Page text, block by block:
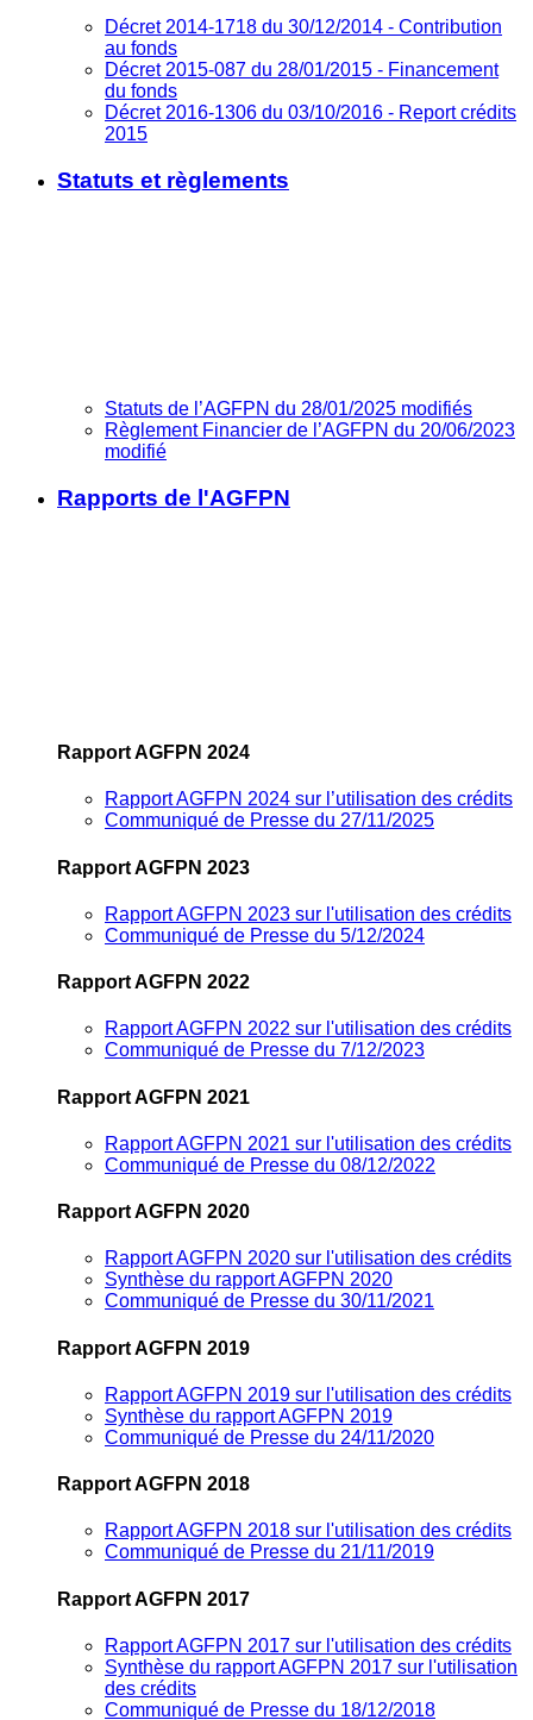
Décret 2014-1718 du 30/12/2014 - Contribution
au fonds
Décret 2015-087 du 28/01/2015 - Financement
du fonds
Décret 2016-1306 du 03/10/2016 - Report crédits
2015
Statuts et règlements
Statuts de l’AGFPN du 28/01/2025 modifiés
Règlement Financier de l’AGFPN du 20/06/2023
modifié
Rapports de l'AGFPN
Rapport AGFPN 2024
Rapport AGFPN 2024 sur l’utilisation des crédits
Communiqué de Presse du 27/11/2025
Rapport AGFPN 2023
Rapport AGFPN 2023 sur l'utilisation des crédits
Communiqué de Presse du 5/12/2024
Rapport AGFPN 2022
Rapport AGFPN 2022 sur l'utilisation des crédits
Communiqué de Presse du 7/12/2023
Rapport AGFPN 2021
Rapport AGFPN 2021 sur l'utilisation des crédits
Communiqué de Presse du 08/12/2022
Rapport AGFPN 2020
Rapport AGFPN 2020 sur l'utilisation des crédits
Synthèse du rapport AGFPN 2020
Communiqué de Presse du 30/11/2021
Rapport AGFPN 2019
Rapport AGFPN 2019 sur l'utilisation des crédits
Synthèse du rapport AGFPN 2019
Communiqué de Presse du 24/11/2020
Rapport AGFPN 2018
Rapport AGFPN 2018 sur l'utilisation des crédits
Communiqué de Presse du 21/11/2019
Rapport AGFPN 2017
Rapport AGFPN 2017 sur l'utilisation des crédits
Synthèse du rapport AGFPN 2017 sur l'utilisation
des crédits
Communiqué de Presse du 18/12/2018